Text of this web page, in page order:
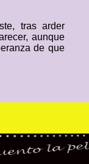
tras arder
aunque
de que